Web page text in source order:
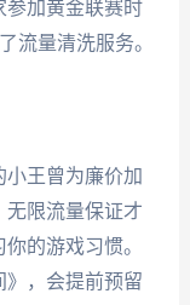
参加黄金联赛时
流量清洗服务。
王曾为廉价加
无限流量保证才
的游戏习惯。
》，会提前预留